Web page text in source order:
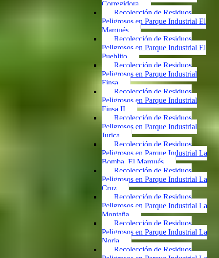
Corregidora
Recolección de Residuos
Peligrosos en Parque Industrial El
Marqués
Recolección de Residuos
Peligrosos en Parque Industrial El
Pueblito
Recolección de Residuos
Peligrosos en Parque Industrial
Finsa
Recolección de Residuos
Peligrosos en Parque Industrial
Finsa II
Recolección de Residuos
Peligrosos en Parque Industrial
Jurica
Recolección de Residuos
Peligrosos en Parque Industrial La
Bomba, El Marqués
Recolección de Residuos
Peligrosos en Parque Industrial La
Cruz
Recolección de Residuos
Peligrosos en Parque Industrial La
Montaña
Recolección de Residuos
Peligrosos en Parque Industrial La
Noria
Recolección de Residuos